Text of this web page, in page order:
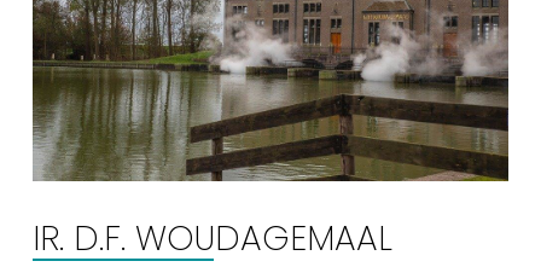
Winkelen, uitgaan en doen
Eten, drinken & uitgaan
Watersport
Overnachten
Winkelen
En meer
IR. D.F. WOUDAGEMAAL